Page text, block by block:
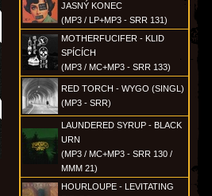
JASNÝ KONEC
(MP3 / LP+MP3 - SRR 131)
MOTHERFUCIFER - KLID
SPÍCÍCH
(MP3 / MC+MP3 - SRR 133)
RED TORCH - WYGO (SINGL)
(MP3 - SRR)
LAUNDERED SYRUP - BLACK
URN
(MP3 / MC+MP3 - SRR 130 /
MMM 21)
HOURLOUPE - LEVITATING